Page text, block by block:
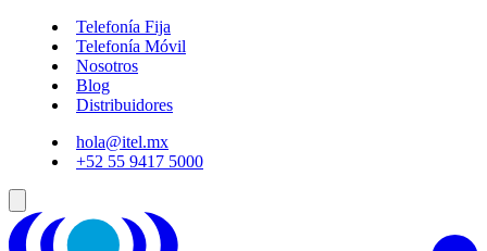
Telefonía Fija
Telefonía Móvil
Nosotros
Blog
Distribuidores
hola@itel.mx
+52 55 9417 5000